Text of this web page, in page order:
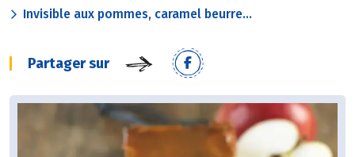
Invisible aux pommes, caramel beurre...
Partager sur